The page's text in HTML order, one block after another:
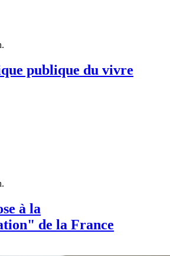
publique du vivre
à la
de la France